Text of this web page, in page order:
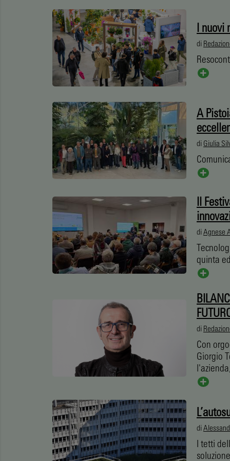
I
di
A
di Giulia
Il
diAgnese
quinta
di
Con
Giorgio
di
I tetti